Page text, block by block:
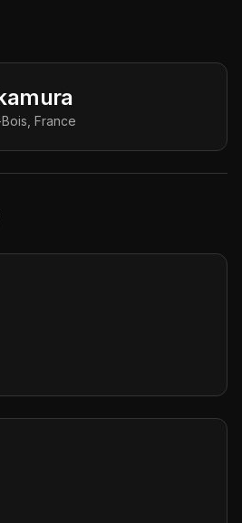
France